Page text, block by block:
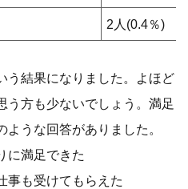
2人(0.4％)
う結果になりました。よほど
う方も少ないでしょう。満足
うな回答がありました。
に満足できた
事も受けてもらえた